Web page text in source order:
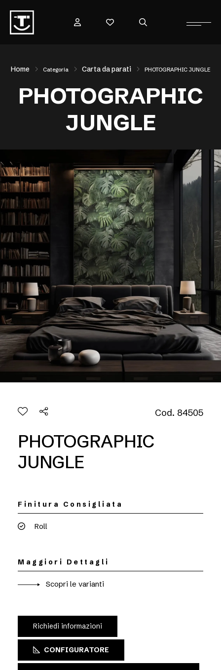
Home Categoria Carta da parati PHOTOGRAPHIC JUNGLE
PHOTOGRAPHIC
JUNGLE
Cod. 84505
PHOTOGRAPHIC
JUNGLE
Finitura Consigliata
Roll
Maggiori Dettagli
Scopri le varianti
Richiedi informazioni
CONFIGURATORE